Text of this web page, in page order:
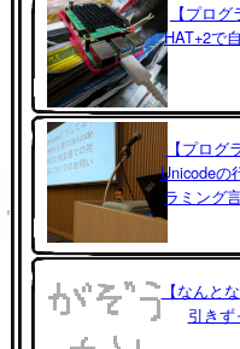
【プロ
HAT+2で
【プログ
Unicodeの
ラミング
【なんと
引き